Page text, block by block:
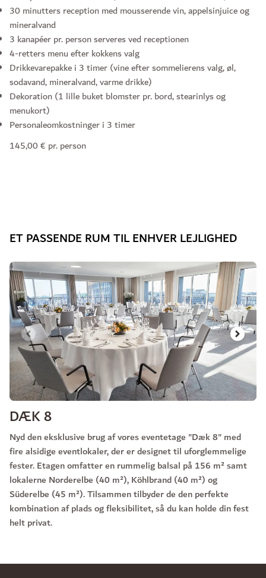
30 minutters reception med mousserende vin, appelsinjuice og
mineralvand
3 kanapéer pr. person serveres ved receptionen
4-retters menu efter kokkens valg
Drikkevarepakke i 3 timer (vine efter sommelierens valg, øl,
sodavand, mineralvand, varme drikke)
Dekoration (1 lille buket blomster pr. bord, stearinlys og
menukort)
Personaleomkostninger i 3 timer
145,00 € pr. person
ET PASSENDE RUM TIL ENHVER LEJLIGHED
Slide 1 af 3
DÆK 8
Nyd den eksklusive brug af vores eventetage "Dæk 8" med
fire alsidige eventlokaler, der er designet til uforglemmelige
fester. Etagen omfatter en rummelig balsal på 156 m² samt
lokalerne Norderelbe (40 m²), Köhlbrand (40 m²) og
Süderelbe (45 m²). Tilsammen tilbyder de den perfekte
kombination af plads og fleksibilitet, så du kan holde din fest
helt privat.